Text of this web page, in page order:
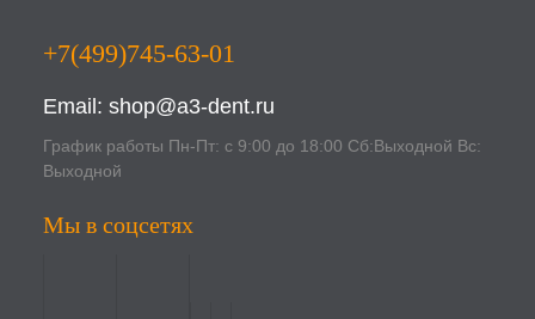
+7(499)745-63-01
Email: shop@a3-dent.ru
График работы Пн-Пт: с 9:00 до 18:00 Сб:Выходной Вс:
Выходной
Мы в соцсетях